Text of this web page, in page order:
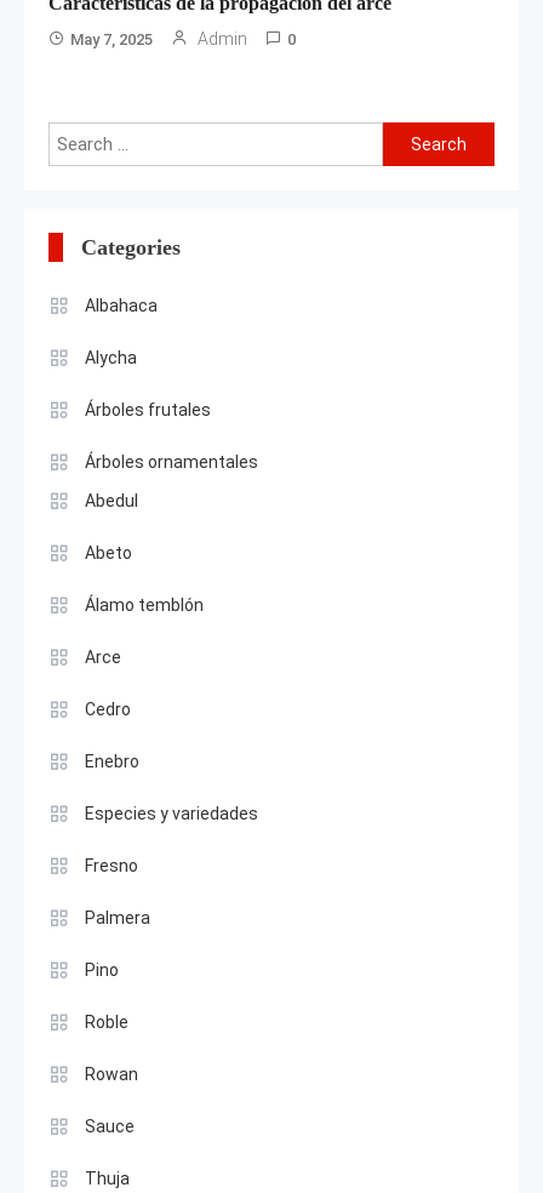
May 7, 2025 Admin 0
Search
for:
Categories
Albahaca
Alycha
Árboles frutales
Árboles ornamentales
Abedul
Abeto
Álamo temblón
Arce
Cedro
Enebro
Especies y variedades
Fresno
Palmera
Pino
Roble
Rowan
Sauce
Thuja